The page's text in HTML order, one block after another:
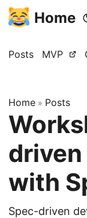
Home
Posts MVP
Home » Posts
with
Spec-driven